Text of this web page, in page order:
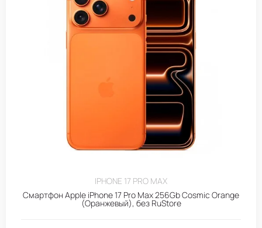
IPHONE 17 PRO MAX
Смартфон Apple iPhone 17 Pro Max 256Gb Cosmic Orange
(Оранжевый), без RuStore